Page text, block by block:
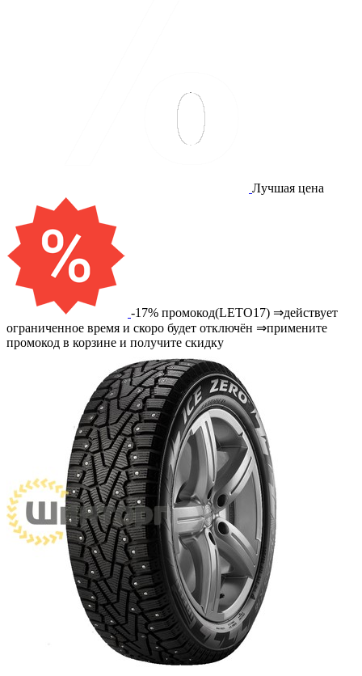
Лучшая цена
-17% промокод(LETO17) ⇒действует
ограниченное время и скоро будет отключён ⇒примените
промокод в корзине и получите скидку